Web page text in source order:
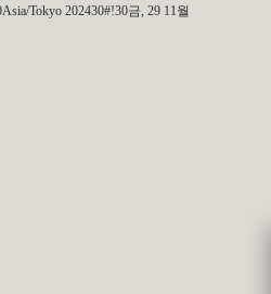
Tokyo 202430#!30금, 29 11월